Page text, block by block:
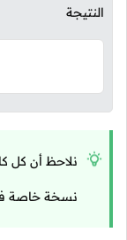
النتيجة
نلاحظ أن كل
نسخة خاصة